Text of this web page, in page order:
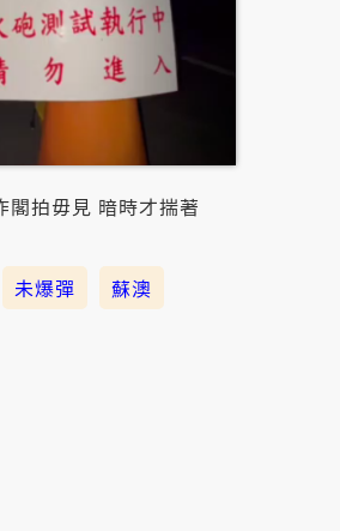
閣拍毋見 暗時才揣著
未爆彈
蘇澳